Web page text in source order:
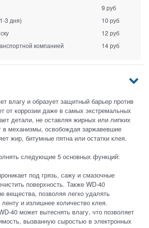
9 руб
3 дня)
10 руб
12 руб
компанией
14 руб
влагу и образует защитный барьер против
от коррозии даже в самых экстремальных
детали, не оставляя жирных или липких
в механизмы, освобождая заржавевшие
жир, битумные пятна или остатки клея.
следующие 5 основных функций:
под грязь, сажу и смазочные
поверхность. Также WD-40
вещества, позволяя легко удалять
и излишнее количество клея.
40 может вытеснять влагу, что позволяет
вызванную сыростью в электронных